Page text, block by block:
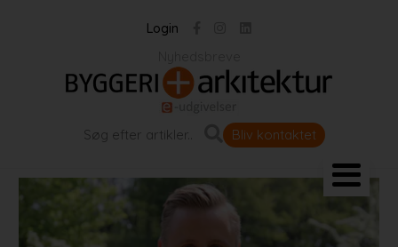
Login
Bliv kontaktet
Landskab og byrum
Bygningen